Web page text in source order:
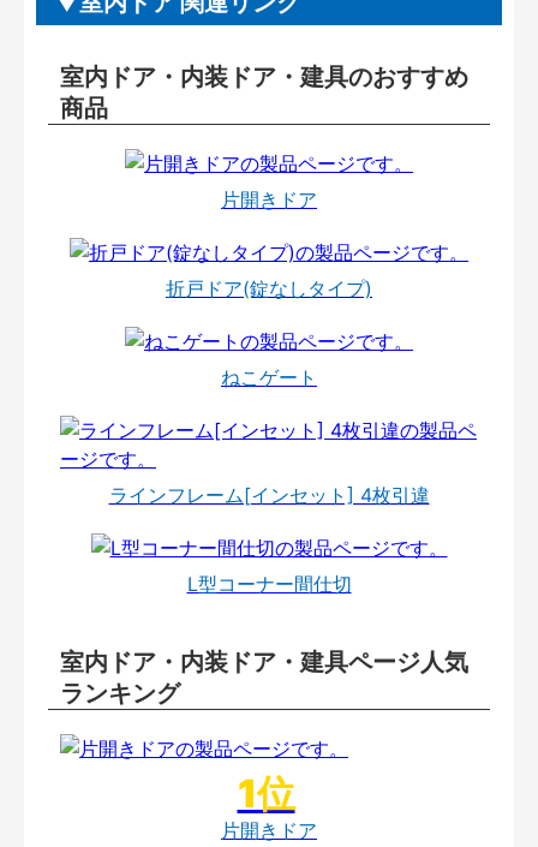
室内ドア・内装ドア・建具のおすすめ
商品
片開きドア
折戸ドア(錠なしタイプ)
ねこゲート
ラインフレーム[インセット] 4枚引違
L型コーナー間仕切
室内ドア・内装ドア・建具ページ人気
ランキング
片開きドア